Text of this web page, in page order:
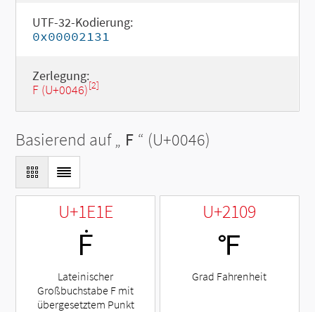
UTF-32-Kodierung:
0x00002131
Zerlegung:
F (U+0046)[2]
Basierend auf „ F “ (U+0046)
U+1E1E
Ḟ
Lateinischer
Großbuchstabe F mit
übergesetztem Punkt
U+2109
℉
Grad Fahrenheit